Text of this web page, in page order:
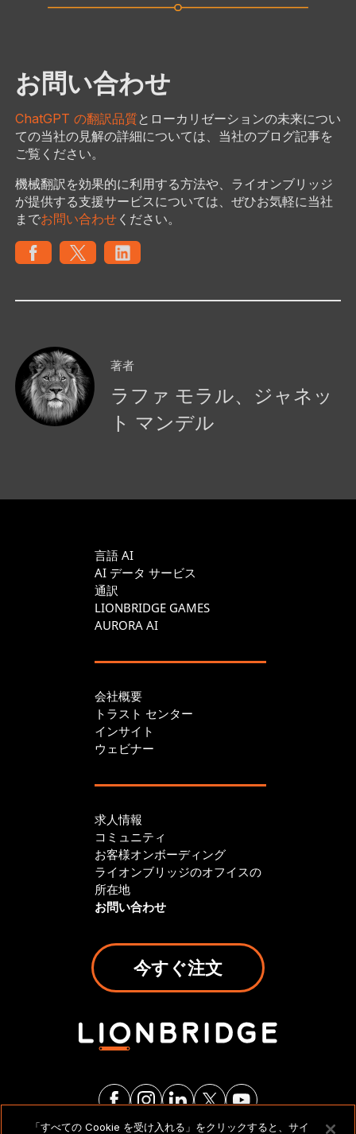
お問い合わせ
ChatGPT の翻訳品質とローカリゼーションの未来につい
ての当社の見解の詳細については、当社のブログ記事を
ご覧ください。
機械翻訳を効果的に利用する方法や、ライオンブリッジ
が提供する支援サービスについては、ぜひお気軽に当社
までお問い合わせください。
著者
ラファ モラル、ジャネッ
ト マンデル
言語 AI
AI データ サービス
通訳
LIONBRIDGE GAMES
AURORA AI
会社概要
トラスト センター
インサイト
ウェビナー
求人情報
コミュニティ
お客様オンボーディング
ライオンブリッジのオフイスの
所在地
お問い合わせ
今すぐ注文
「すべての Cookie を受け入れる」をクリックすると、サイ